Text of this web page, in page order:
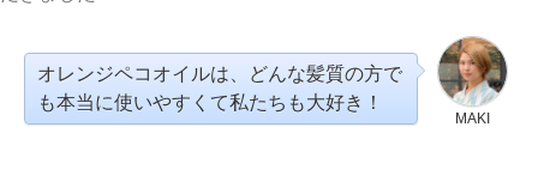
MAKI
オレンジペコオイルは、どんな髪質の方で
も本当に使いやすくて私たちも大好き！